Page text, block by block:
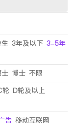
3年及以下 3-5年
士 博士 不限
轮 D轮及以上
告 移动互联网